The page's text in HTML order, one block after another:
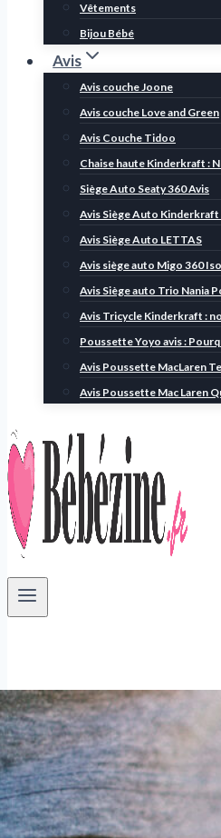
Vêtements
Bijou Bébé
Avis
Avis couche Joone
Avis couche Love and Green
Avis Couche Tidoo
Chaise haute Kinderkraft :
Siège Auto Seaty 360 Avis
Avis Siège Auto
Avis Siège Auto LETTAS
Avis siège auto Migo 360
Avis Siège auto Trio Nania
Avis Tricycle Kinderkraft :
Poussette Yoyo avis :
Avis Poussette MacLaren
Avis Poussette Mac Laren